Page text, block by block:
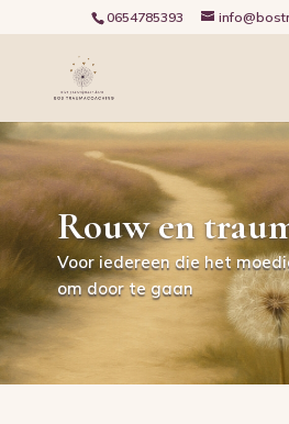
0654785393
Rouw en
Voor iedereen die het
om door te gaan